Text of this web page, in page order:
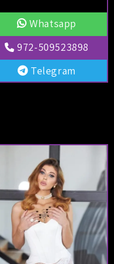
Whatsapp
972-509523898
Telegram